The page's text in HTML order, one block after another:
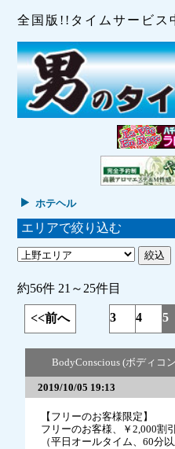
全国版!!タイムサービス
ホテヘル
エリアで絞り込む
約56件 21～25件目
<<前へ 3 4 5
BodyConscious (ボディコ
2019/10/05 19:13
【フリーのお客様限定】
フリーのお客様、￥2,000割
（平日オールタイム、60分